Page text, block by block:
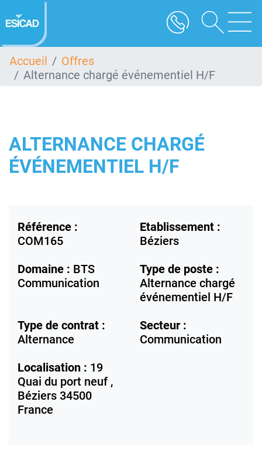
au
contenu
Accueil
Offres
Alternance chargé événementiel H/F
ALTERNANCE CHARGÉ
ÉVÉNEMENTIEL H/F
Référence :
COM165
Etablissement :
Béziers
Domaine : BTS
Communication
Type de poste :
Alternance chargé
événementiel H/F
Type de contrat :
Alternance
Secteur :
Communication
Localisation : 19
Quai du port neuf ,
Béziers 34500
France